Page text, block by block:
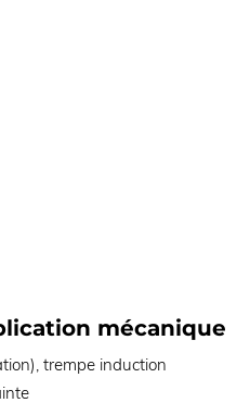
mécanique
trempe induction